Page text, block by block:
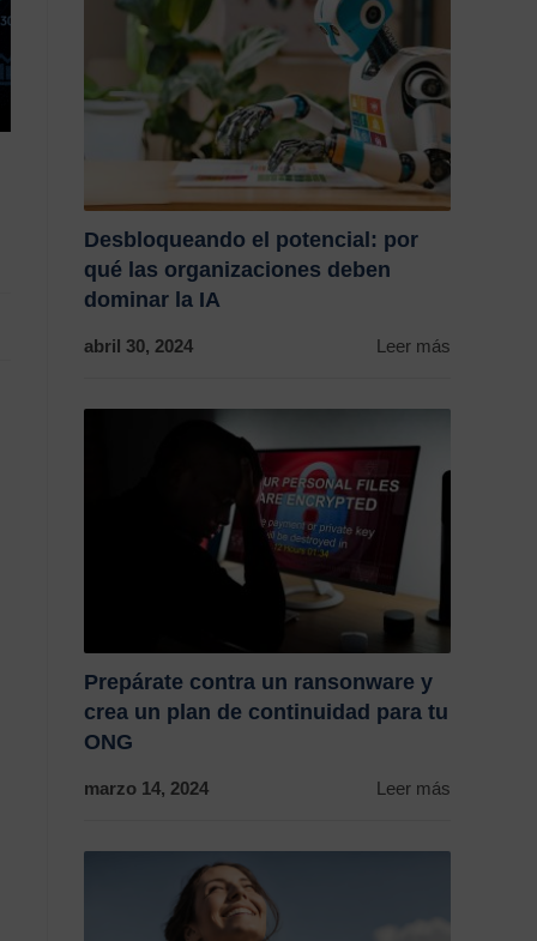
Desbloqueando el potencial: por
qué las organizaciones deben
dominar la IA
abril 30, 2024 Leer más
Prepárate contra un ransonware y
crea un plan de continuidad para tu
ONG
marzo 14, 2024 Leer más